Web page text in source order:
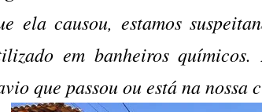
ela causou, estamos
em banheiros
que passou ou está na nossa